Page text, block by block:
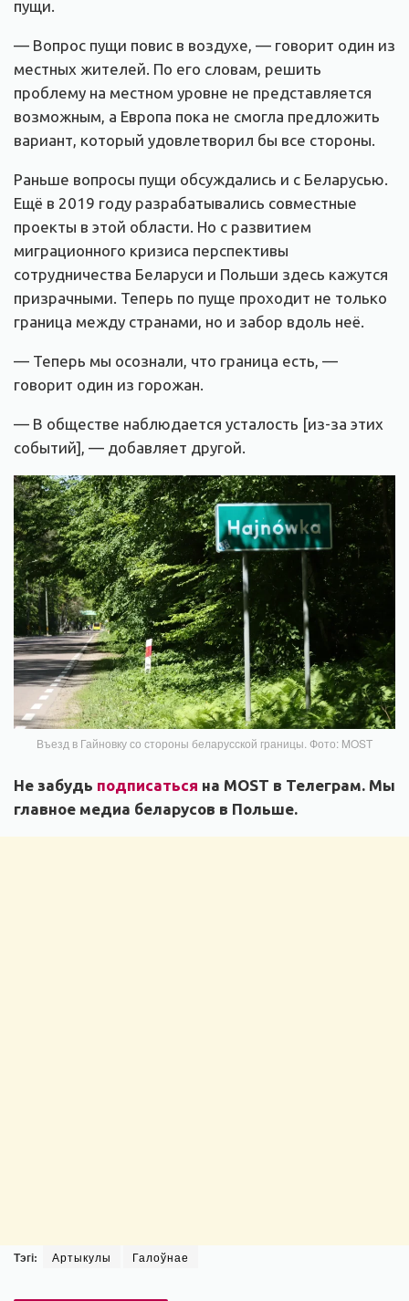
пущи.
— Вопрос пущи повис в воздухе, — говорит один из
местных жителей. По его словам, решить
проблему на местном уровне не представляется
возможным, а Европа пока не смогла предложить
вариант, который удовлетворил бы все стороны.
Раньше вопросы пущи обсуждались и с Беларусью.
Ещё в 2019 году разрабатывались совместные
проекты в этой области. Но с развитием
миграционного кризиса перспективы
сотрудничества Беларуси и Польши здесь кажутся
призрачными. Теперь по пуще проходит не только
граница между странами, но и забор вдоль неё.
— Теперь мы осознали, что граница есть, —
говорит один из горожан.
— В обществе наблюдается усталость [из-за этих
событий], — добавляет другой.
Въезд в Гайновку со стороны беларусской границы. Фото: MOST
Не забудь подписаться на MOST в Телеграм. Мы
главное медиа беларусов в Польше.
Тэгі: Артыкулы Галоўнае